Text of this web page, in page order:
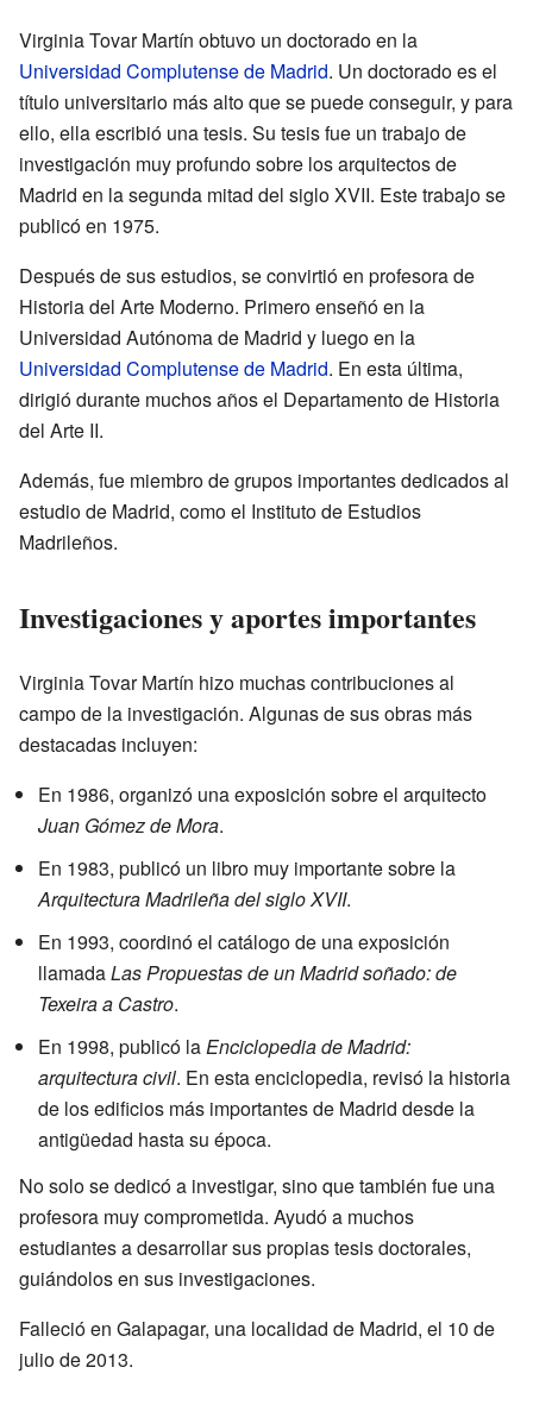
Virginia Tovar Martín obtuvo un doctorado en la
Universidad Complutense de Madrid. Un doctorado es el
título universitario más alto que se puede conseguir, y para
ello, ella escribió una tesis. Su tesis fue un trabajo de
investigación muy profundo sobre los arquitectos de
Madrid en la segunda mitad del siglo XVII. Este trabajo se
publicó en 1975.
Después de sus estudios, se convirtió en profesora de
Historia del Arte Moderno. Primero enseñó en la
Universidad Autónoma de Madrid y luego en la
Universidad Complutense de Madrid. En esta última,
dirigió durante muchos años el Departamento de Historia
del Arte II.
Además, fue miembro de grupos importantes dedicados al
estudio de Madrid, como el Instituto de Estudios
Madrileños.
Investigaciones y aportes importantes
Virginia Tovar Martín hizo muchas contribuciones al
campo de la investigación. Algunas de sus obras más
destacadas incluyen:
En 1986, organizó una exposición sobre el arquitecto
Juan Gómez de Mora.
En 1983, publicó un libro muy importante sobre la
Arquitectura Madrileña del siglo XVII.
En 1993, coordinó el catálogo de una exposición
llamadaLas Propuestas de un Madrid soñado: de
Texeira a Castro.
En 1998, publicó laEnciclopedia de Madrid:
arquitectura civil. En esta enciclopedia, revisó la historia
de los edificios más importantes de Madrid desde la
antigüedad hasta su época.
No solo se dedicó a investigar, sino que también fue una
profesora muy comprometida. Ayudó a muchos
estudiantes a desarrollar sus propias tesis doctorales,
guiándolos en sus investigaciones.
Falleció en Galapagar, una localidad de Madrid, el 10 de
julio de 2013.